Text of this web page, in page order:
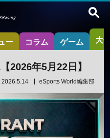
ー コラム ゲーム 大
2026年5月22日】
2026.5.14 eSports World編集部